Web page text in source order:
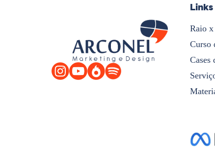
Raio
Curso
Cases